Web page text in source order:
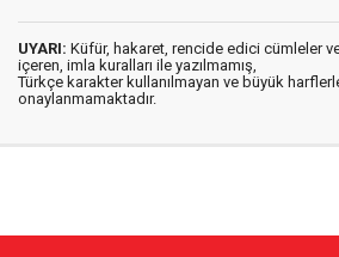
UYARI: Küfür, hakaret, rencide edici cümleler
içeren, imla kuralları ile yazılmamış,
Türkçe karakter kullanılmayan ve büyük
onaylanmamaktadır.